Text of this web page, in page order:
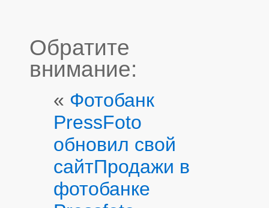
Обратите
внимание:
« Фотобанк
PressFoto
обновил свой
сайтПродажи в
фотобанке